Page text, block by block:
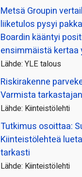
Metsä Groupin
liiketulos pysyi
Boardin kääntyi
ensimmäistä kertaa
Lähde: YLE talous
Riskirakenne
Varmista
Lähde: Kiinteistölehti
Tutkimus osoittaa:
Kiinteistölehteä
tarkasti
Lähde: Kiinteistölehti